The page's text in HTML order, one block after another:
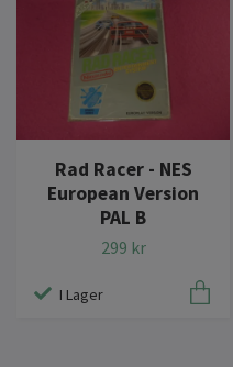
Rad Racer - NES
European Version
PAL B
299 kr
I Lager